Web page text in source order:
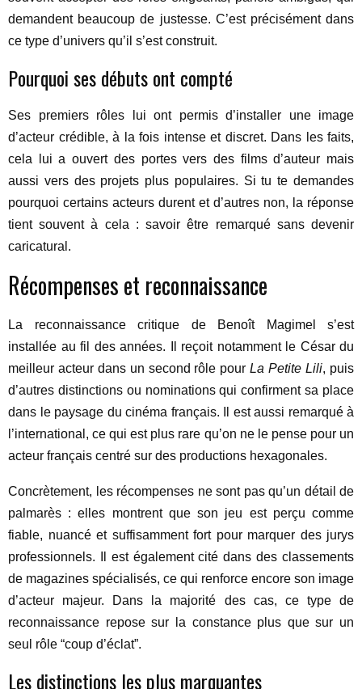
demandent beaucoup de justesse. C’est précisément dans
ce type d’univers qu’il s’est construit.
Pourquoi ses débuts ont compté
Ses premiers rôles lui ont permis d’installer une image
d’acteur crédible, à la fois intense et discret. Dans les faits,
cela lui a ouvert des portes vers des films d’auteur mais
aussi vers des projets plus populaires. Si tu te demandes
pourquoi certains acteurs durent et d’autres non, la réponse
tient souvent à cela : savoir être remarqué sans devenir
caricatural.
Récompenses et reconnaissance
La reconnaissance critique de Benoît Magimel s’est
installée au fil des années. Il reçoit notamment le César du
meilleur acteur dans un second rôle pourLa Petite Lili, puis
d’autres distinctions ou nominations qui confirment sa place
dans le paysage du cinéma français. Il est aussi remarqué à
l’international, ce qui est plus rare qu’on ne le pense pour un
acteur français centré sur des productions hexagonales.
Concrètement, les récompenses ne sont pas qu’un détail de
palmarès : elles montrent que son jeu est perçu comme
fiable, nuancé et suffisamment fort pour marquer des jurys
professionnels. Il est également cité dans des classements
de magazines spécialisés, ce qui renforce encore son image
d’acteur majeur. Dans la majorité des cas, ce type de
reconnaissance repose sur la constance plus que sur un
seul rôle “coup d’éclat”.
Les distinctions les plus marquantes